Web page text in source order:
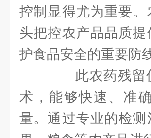
控制显得尤为重要
头把控农产品品质
护食品安全的重要防
此农药残留仪
术，能够快速、准
量。通过专业的检